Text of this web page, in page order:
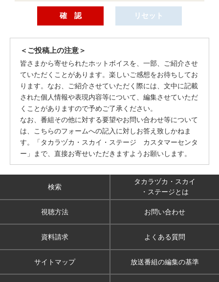
＜ご投稿上の注意＞
皆さまから寄せられたホットボイスを、一部、ご紹介させ
ていただくことがあります。楽しいご感想をお待ちしてお
ります。なお、ご紹介させていただく際には、文中に記載
された個人情報や表現内容等について、編集させていただ
くことがありますので予めご了承ください。
なお、番組その他に対する要望やお問い合わせ等について
は、こちらのフォームへの記入に対しお答え致しかねま
す。「タカラヅカ・スカイ・ステージ カスタマーセンタ
ー」まで、直接お寄せいただきますようお願いします。
検索
タカラヅカ・スカイ
・ステージとは
視聴方法 お問い合わせ
資料請求 よくある質問
サイトマップ 放送番組の編集の基準